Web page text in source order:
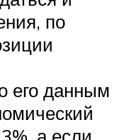
по
его данным